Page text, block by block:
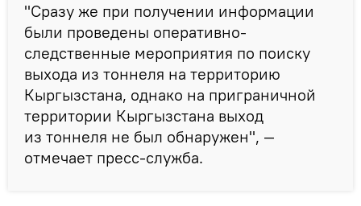
"Сразу же при получении информации
были проведены оперативно-
следственные мероприятия по поиску
выхода из тоннеля на территорию
Кыргызстана, однако на приграничной
территории Кыргызстана выход
из тоннеля не был обнаружен", —
отмечает пресс-служба.